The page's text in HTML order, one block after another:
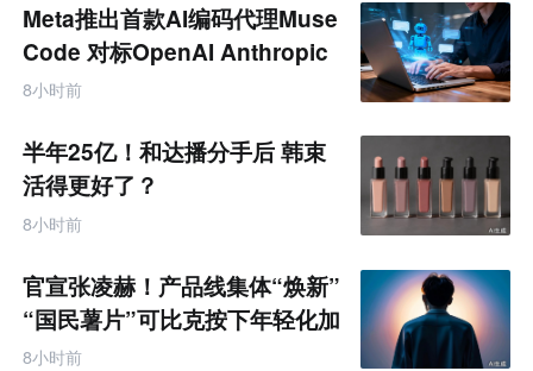
Meta推出首款AI编码代理Muse
Code 对标OpenAI Anthropic
8小时前
半年25亿！和达播分手后 韩束
活得更好了？
8小时前
官宣张凌赫！产品线集体“焕新”
“国民薯片”可比克按下年轻化加
速键
8小时前